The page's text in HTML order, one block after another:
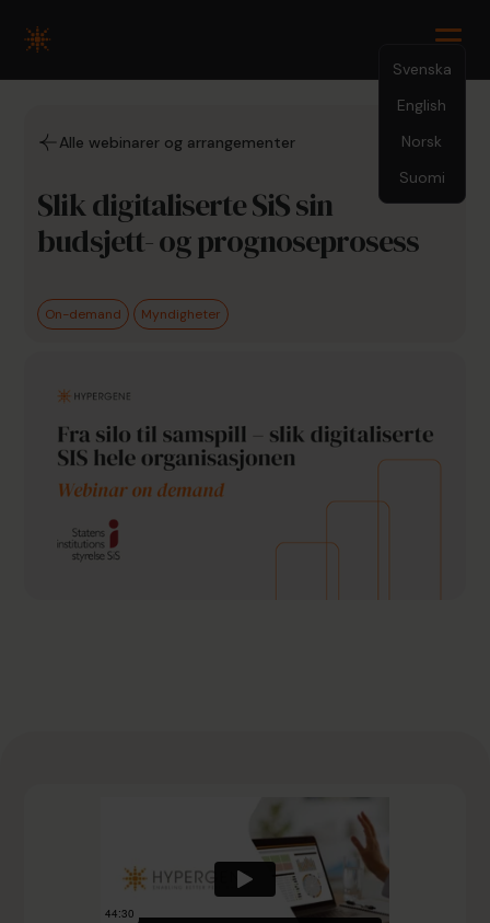
Svenska
English
Norsk
Suomi
Alle webinarer og arrangementer 1.30.2024
Slik digitaliserte SiS sin
budsjett- og prognoseprosess
On-demand Myndigheter